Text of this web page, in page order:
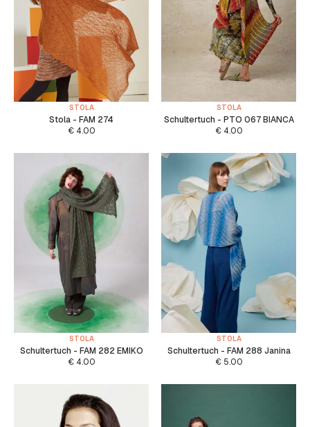
STOLA
Stola - FAM 274
€4.00
STOLA
Schultertuch - PTO 067 BIANCA
€4.00
STOLA
Schultertuch - FAM 282 EMIKO
€4.00
STOLA
Schultertuch - FAM 288 Janina
€5.00